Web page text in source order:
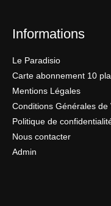
Informations
Le Paradisio
Carte abonnement 10
Mentions Légales
Conditions Générales de
Politique de
Nous contacter
Admin